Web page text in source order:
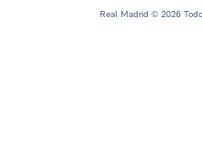
Real Madrid © 2026